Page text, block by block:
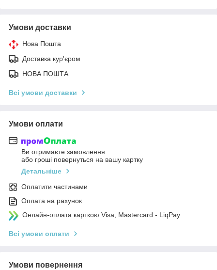
Умови доставки
Нова Пошта
Доставка кур'єром
НОВА ПОШТА
Всі умови доставки
Умови оплати
Ви отримаєте замовлення
або гроші повернуться на вашу картку
Детальніше
Оплатити частинами
Оплата на рахунок
Онлайн-оплата карткою Visa, Mastercard - LiqPay
Всі умови оплати
Умови повернення